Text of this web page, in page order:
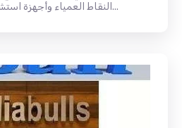
النقاط العمياء وأجهزة استشعار وقوف السيارات وأنظ...